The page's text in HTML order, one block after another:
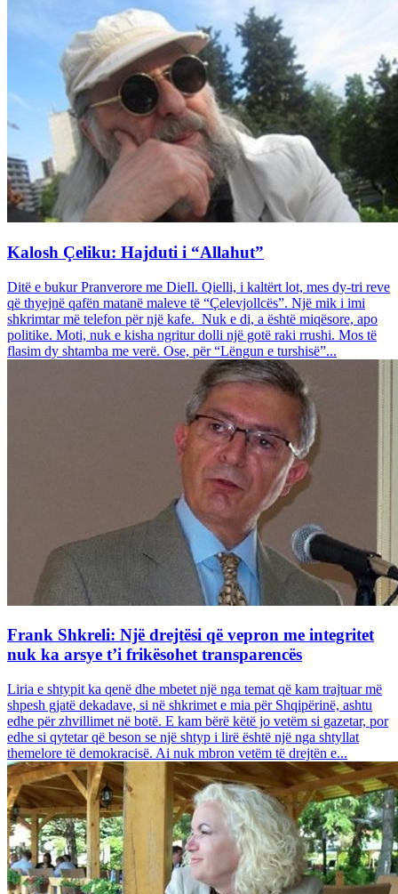
Kalosh Çeliku: Hajduti i “Allahut”
Ditë e bukur Pranverore me DieIl. Qielli, i kaltërt lot, mes dy-tri reve
që thyejnë qafën matanë maleve të “Çelevjollcës”. Një mik i imi
shkrimtar më telefon për një kafe. Nuk e di, a është miqësore, apo
politike. Moti, nuk e kisha ngritur dolli një gotë raki rrushi. Mos të
flasim dy shtamba me verë. Ose, për “Lëngun e turshisë”...
Frank Shkreli: Një drejtësi që vepron me integritet
nuk ka arsye t’i frikësohet transparencës
Liria e shtypit ka qenë dhe mbetet një nga temat që kam trajtuar më
shpesh gjatë dekadave, si në shkrimet e mia për Shqipërinë, ashtu
edhe për zhvillimet në botë. E kam bërë këtë jo vetëm si gazetar, por
edhe si qytetar që beson se një shtyp i lirë është një nga shtyllat
themelore të demokracisë. Ai nuk mbron vetëm të drejtën e...